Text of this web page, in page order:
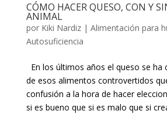
CÓMO HACER QUESO, CON Y
ANIMAL
por Kiki Nardiz| Alimentación para
Autosuficiencia
En los últimos años el queso se ha
de esos alimentos controvertidos
confusión a la hora de hacer
si es bueno que si es malo que si